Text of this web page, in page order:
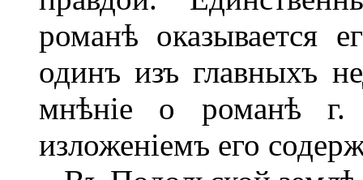
романѣ оказывается
одинъ изъ главныхъ
мнѣніе о романѣ г.
изложеніемъ его